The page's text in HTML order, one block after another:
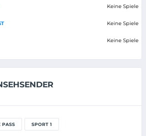
Keine Spiele
Keine Spiele
Keine Spiele
PASS SPORT 1